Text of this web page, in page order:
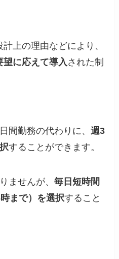
上の理由などにより、
望に応えて導入 された制
間勤務の代わりに、週3
することができます。
ませんが、毎日短時間
まで）を選択すること